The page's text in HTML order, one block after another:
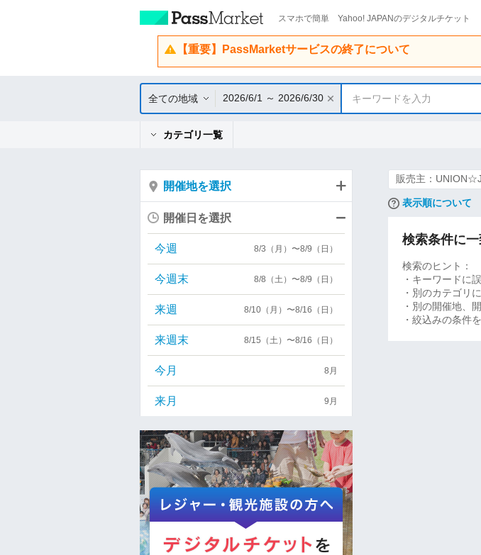
スマホで簡単 Yahoo! JAPANのデジタルチケット
【重要】PassMarketサービスの終了について
全ての地域 2026/6/1 ～ 2026/6/30 キーワードを入力
カテゴリ一覧
販売主：
表示順について
検索条件に
検索のヒント：
・キーワードに
・別のカテゴリ
・別の開催地、
・絞込みの条件
開催地を選択
開催日を選択
今週 8/3（月）〜8/9（日）
今週末 8/8（土）〜8/9（日）
来週 8/10（月）〜8/16（日）
来週末 8/15（土）〜8/16（日）
今月 8月
来月 9月